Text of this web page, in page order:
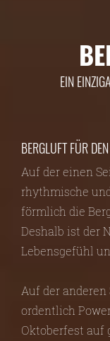
EIN
BERGLUFT FÜR
Auf der einen
rhythmische
förmlich die
Deshalb ist der
Lebensgefühl
Auf der
ordentlich
Oktoberfest auf